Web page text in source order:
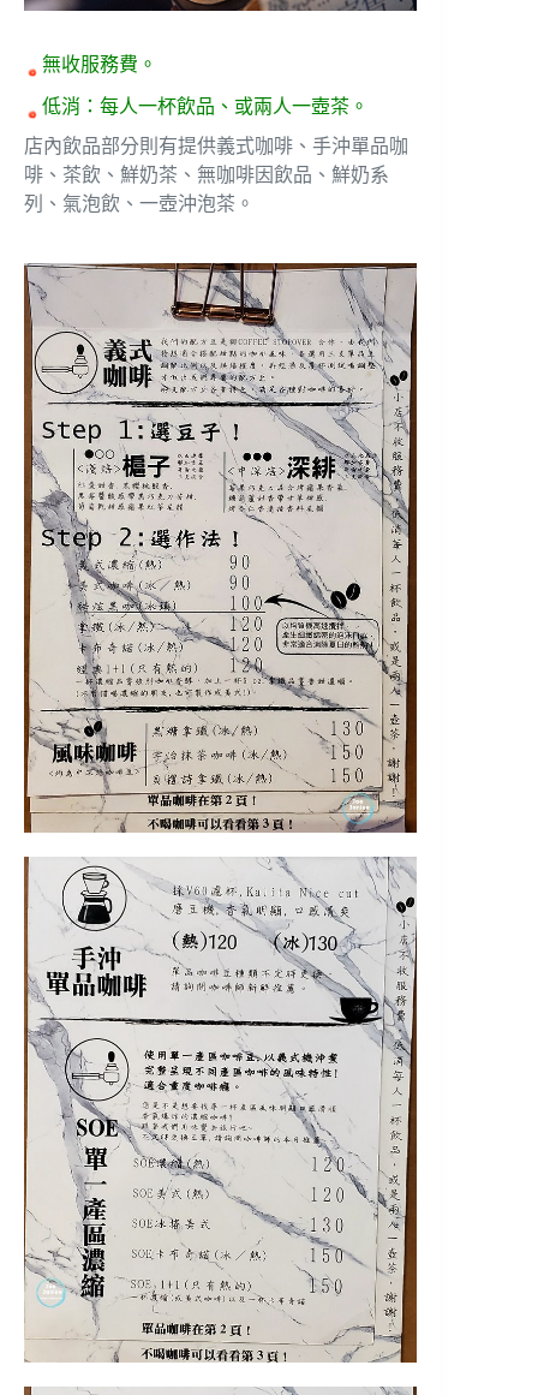
無收服務費。
低消：每人一杯飲品、或兩人一壺茶。
店內飲品部分則有提供義式咖啡、手沖單品咖
啡、茶飲、鮮奶茶、無咖啡因飲品、鮮奶系
列、氣泡飲、一壺沖泡茶。